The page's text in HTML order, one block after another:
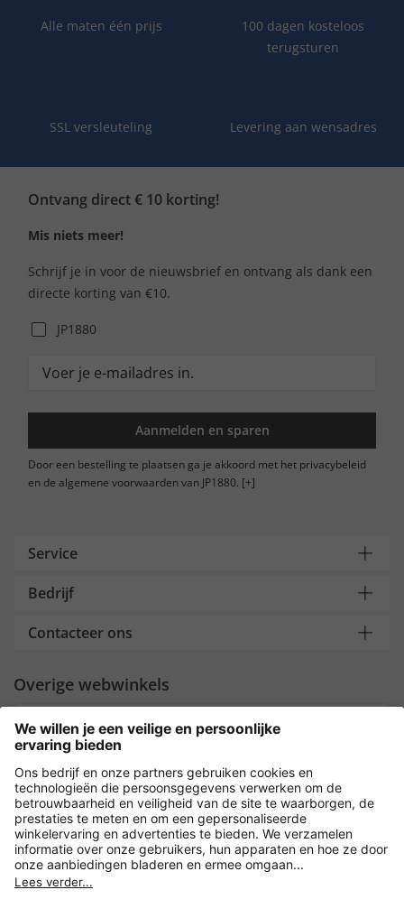
Alle maten één prijs
100 dagen kosteloos
terugsturen
SSL versleuteling Levering aan wensadres
Ontvang direct € 10 korting!
Mis niets meer!
Schrijf je in voor de nieuwsbrief en ontvang als dank een
directe korting van €10.
JP1880
Aanmelden en sparen
Door een bestelling te plaatsen ga je akkoord met het privacybeleid
en de algemene voorwaarden van JP1880. [+]
Service
Bedrijf
Contacteer ons
Overige webwinkels
Nederland
Payment and Delivery
Versleuteling met